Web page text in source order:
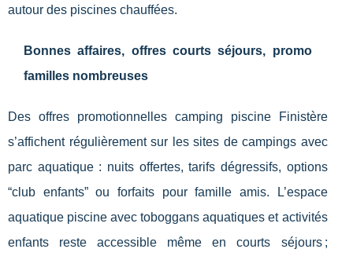
autour des piscines chauffées.
Bonnes affaires, offres courts séjours, promo
familles nombreuses
Des offres promotionnelles camping piscine Finistère
s’affichent régulièrement sur les sites de campings avec
parc aquatique : nuits offertes, tarifs dégressifs, options
“club enfants” ou forfaits pour famille amis. L’espace
aquatique piscine avec toboggans aquatiques et activités
enfants reste accessible même en courts séjours ;